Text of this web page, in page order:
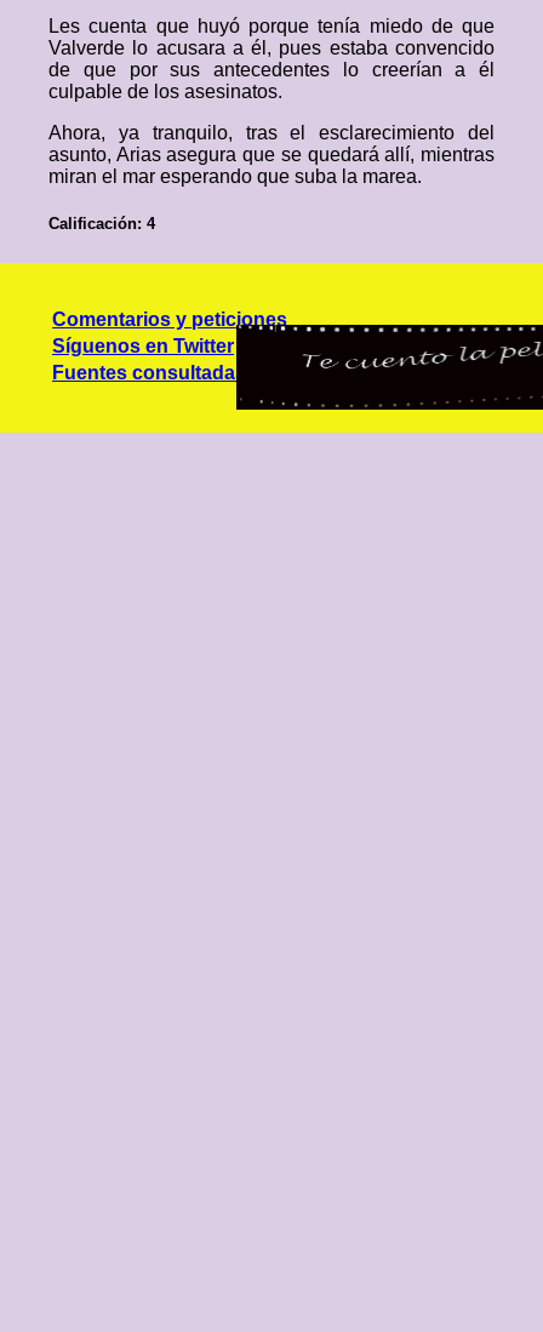
Les cuenta que huyó porque tenía miedo de que
Valverde lo acusara a él, pues estaba convencido
de que por sus antecedentes lo creerían a él
culpable de los asesinatos.
Ahora, ya tranquilo, tras el esclarecimiento del
asunto, Arias asegura que se quedará allí, mientras
miran el mar esperando que suba la marea.
Calificación: 4
Comentarios y peticiones
Síguenos en Twitter
Fuentes consultadas